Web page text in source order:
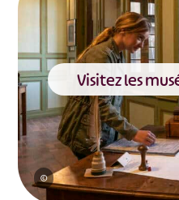
©
Visitez les